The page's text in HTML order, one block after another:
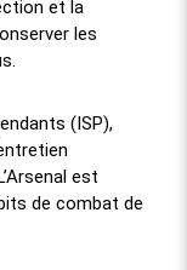
et la
les
(ISP),
est
de combat de